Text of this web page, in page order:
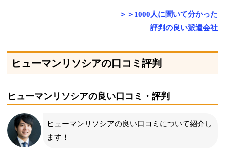
＞＞1000人に聞いて分かった
評判の良い派遣会社
ヒューマンリソシアの口コミ評判
ヒューマンリソシアの良い口コミ・評判
ヒューマンリソシアの良い口コミについて紹介し
ます！